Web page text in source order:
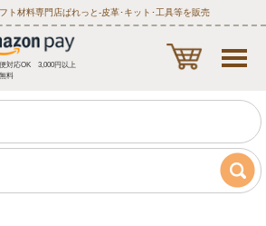
ト材料専門店ぱれっと‐皮革･キット･工具等を販売
対応OK 3,000円以上
料